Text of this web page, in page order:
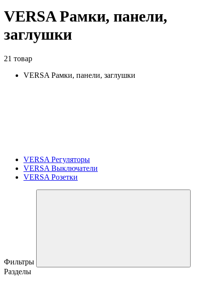
VERSA Рамки, панели,
заглушки
21 товар
VERSA Рамки, панели, заглушки
VERSA Регуляторы
VERSA Выключатели
VERSA Розетки
Фильтры
Разделы